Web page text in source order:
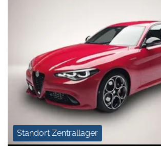
Standort Zentrallager